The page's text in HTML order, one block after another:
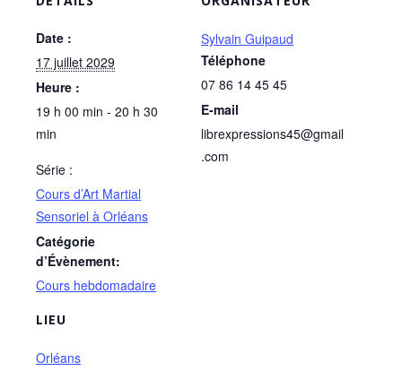
Date :
17 juillet 2029
Heure :
19 h 00 min - 20 h 30
min
Série :
Cours d’Art Martial
Sensoriel à Orléans
Catégorie
d’Évènement:
Cours hebdomadaire
LIEU
Orléans
Sylvain Guipaud
Téléphone
07 86 14 45 45
E-mail
librexpressions45@gmail
.com